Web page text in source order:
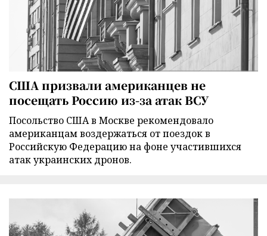
США призвали американцев не
посещать Россию из-за атак ВСУ
Посольство США в Москве рекомендовало
американцам воздержаться от поездок в
Российскую Федерацию на фоне участившихся
атак украинских дронов.